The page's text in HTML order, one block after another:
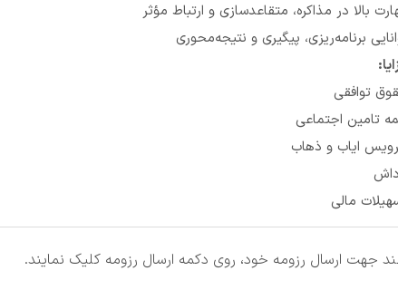
بالا در مذاکره، متقاعدسازی و ارتباط مؤثر
برنامه‌ریزی، پیگیری و نتیجه‌محوری
توافقی
تامین اجتماعی
ایاب و ذهاب
مالی
جهت ارسال رزومه خود، روی دکمه ارسال رزومه کلیک نمایند.